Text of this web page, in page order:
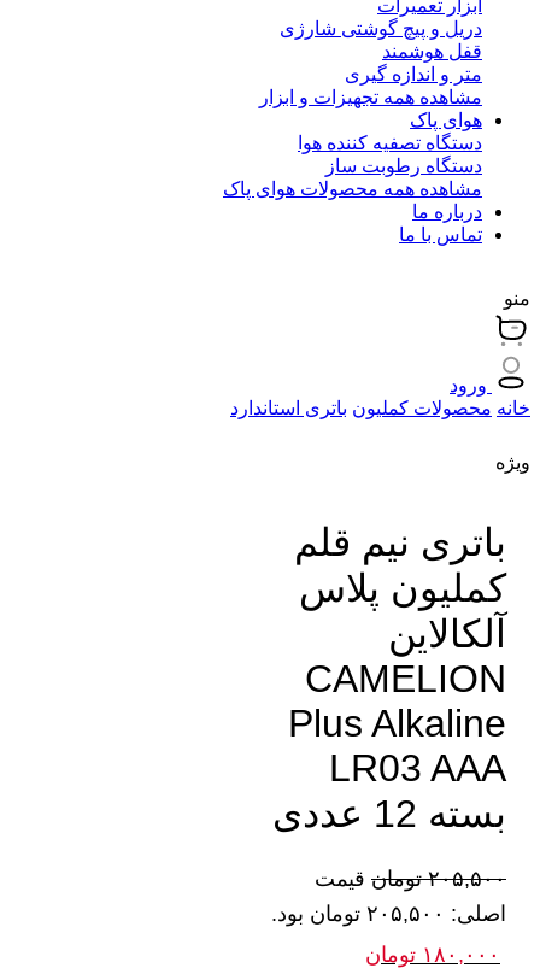
ابزار تعمیرات
دریل و پیچ گوشتی شارژی
قفل هوشمند
متر و اندازه گیری
مشاهده همه تجهیزات و ابزار
هوای پاک
دستگاه تصفیه کننده هوا
دستگاه رطوبت ساز
مشاهده همه محصولات هوای پاک
درباره ما
تماس با ما
منو
ورود
خانه محصولات کملیون باتری استاندارد
ویژه
باتری نیم قلم
کملیون پلاس
آلکالاین
CAMELION
Plus Alkaline
LR03 AAA
بسته 12 عددی
۲۰۵,۵۰۰ تومان قیمت
اصلی: ۲۰۵,۵۰۰ تومان بود.
۱۸۰,۰۰۰ تومان